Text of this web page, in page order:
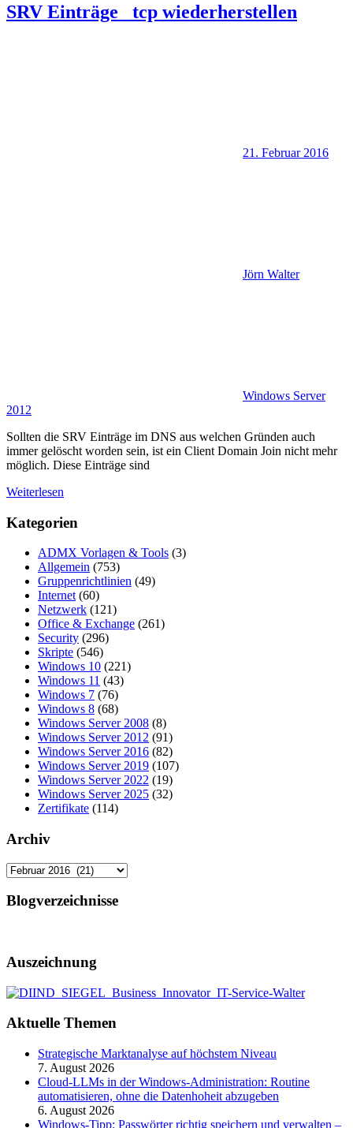
SRV Einträge _tcp wiederherstellen
21. Februar 2016
Jörn Walter
Windows Server
2012
Sollten die SRV Einträge im DNS aus welchen Gründen auch
immer gelöscht worden sein, ist ein Client Domain Join nicht mehr
möglich. Diese Einträge sind
Weiterlesen
Kategorien
ADMX Vorlagen & Tools (3)
Allgemein (753)
Gruppenrichtlinien (49)
Internet (60)
Netzwerk (121)
Office & Exchange (261)
Security (296)
Skripte (546)
Windows 10 (221)
Windows 11 (43)
Windows 7 (76)
Windows 8 (68)
Windows Server 2008 (8)
Windows Server 2012 (91)
Windows Server 2016 (82)
Windows Server 2019 (107)
Windows Server 2022 (19)
Windows Server 2025 (32)
Zertifikate (114)
Archiv
Archiv
Blogverzeichnisse
Auszeichnung
Aktuelle Themen
Strategische Marktanalyse auf höchstem Niveau
7. August 2026
Cloud-LLMs in der Windows-Administration: Routine
automatisieren, ohne die Datenhoheit abzugeben
6. August 2026
Windows-Tipp: Passwörter richtig speichern und verwalten –